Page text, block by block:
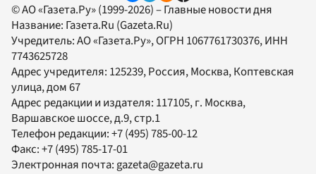
© АО «Газета.Ру» (1999-2026) – Главные новости дня
Название: Газета.Ru (Gazeta.Ru)
Учредитель:АО «Газета.Ру», ОГРН 1067761730376, ИНН
7743625728
Адрес учредителя: 125239, Россия, Москва, Коптевская
улица, дом 67
Адрес редакции и издателя: 117105, г. Москва,
Варшавское шоссе, д.9, стр.1
Телефон редакции:+7 (495) 785-00-12
Факс:+7 (495) 785-17-01
Электронная почта: gazeta@gazeta.ru